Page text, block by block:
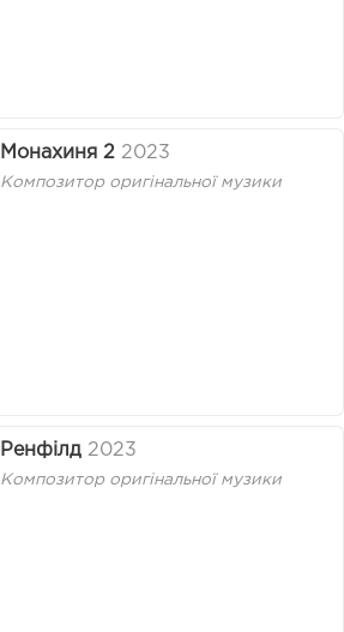
Монахиня 2 2023
Композитор оригінальної музики
Ренфілд 2023
Композитор оригінальної музики